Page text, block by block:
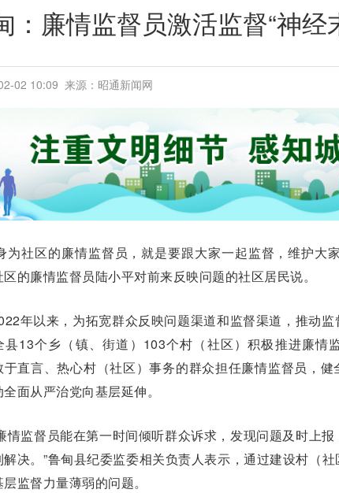
：廉情监督员激活监督“神经
02 10:09 来源：昭通新闻网
为社区的廉情监督员，就是要跟大家一起监督，维护
的廉情监督员陆小平对前来反映问题的社区居民说。
年以来，为拓宽群众反映问题渠道和监督渠道，推动
县13个乡（镇、街道）103个村（社区）积极推进廉情
于直言、热心村（社区）事务的群众担任廉情监督员，
面从严治党向基层延伸。
情监督员能在第一时间倾听群众诉求，发现问题及时上
解决。”鲁甸县纪委监委相关负责人表示，通过建设村（
监督力量薄弱的问题。